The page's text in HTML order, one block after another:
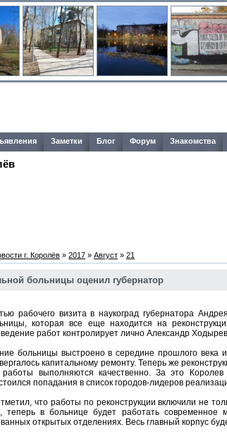
Заметки Блог Форум Знакомства
г. Королёв » 2017 » Август » 21
больницы оценил губернатор
рабочего визита в наукоград губернатора
которая все еще находится на
работ контролирует лично Александр
больницы выстроено в середине прошлого века
капитальному ремонту. Теперь же
работы выполняются качественно. За это
попадания в список городов-лидеров
что работы по реконструкции включили не
теперь в больнице будет работать современное
открытых отделениях. Весь главный корпус